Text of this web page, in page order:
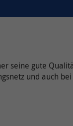
seine gute
und auch bei